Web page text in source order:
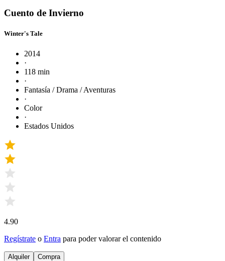
Cuento de Invierno
Winter's Tale
2014
·
118 min
·
Fantasía / Drama / Aventuras
·
Color
·
Estados Unidos
4.90
Regístrate o Entra para poder valorar el contenido
Alquiler Compra